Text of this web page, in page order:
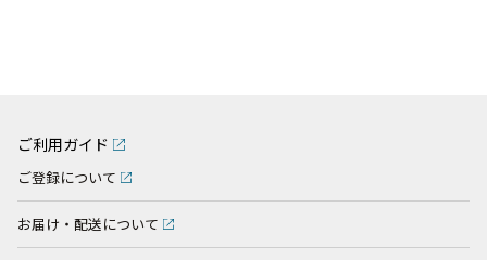
ご利用ガイド
ご登録について
お届け・配送について